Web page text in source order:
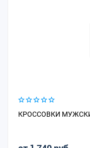
КРОССОВКИ